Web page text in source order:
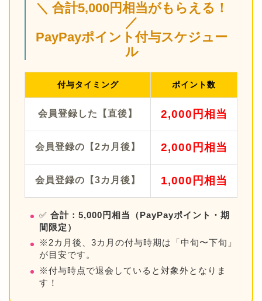
＼ 合計5,000円相当がもらえる！
／
PayPayポイント付与スケジュー
ル
付与タイミング ポイント数
会員登録した【直後】 2,000円相当
会員登録の【2カ月後】 2,000円相当
会員登録の【3カ月後】 1,000円相当
✅ 合計：5,000円相当（PayPayポイント・期
間限定）
※2カ月後、3カ月の付与時期は「中旬〜下旬」
が目安です。
※付与時点で退会していると対象外となりま
す！